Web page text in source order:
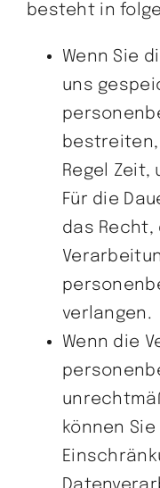
besteht in
Wenn Sie
uns
Regel Zeit,
Für die
das Recht,
verlangen.
Wenn die
können